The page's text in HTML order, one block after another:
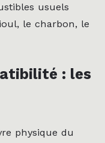
usuels
le charbon, le
: les
physique du